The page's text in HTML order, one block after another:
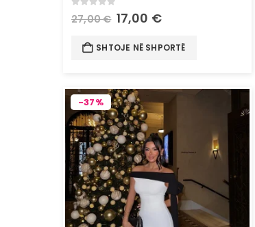
out of 5
27,00€ 17,00 €
SHTOJE NË SHPORTË
-37%